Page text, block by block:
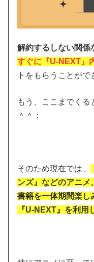
解約するしない関係
すぐに『U-NEXT』
トをもらうことがで
もう、ここまでくる
＾＾；
そのため現在では、
ンズ』などのアニ
書籍を一体期間楽し
『U-NEXT』を利用